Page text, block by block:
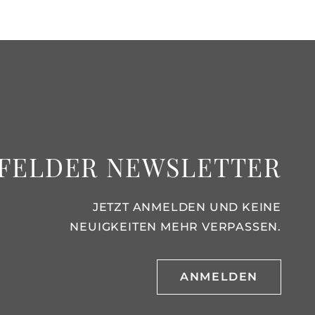
NEWSLETTER
JETZT ANMELDEN UND KEINE
NEUIGKEITEN MEHR VERPASSEN.
ANMELDEN